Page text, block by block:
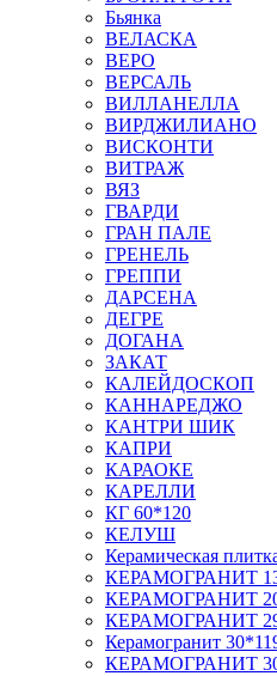
Бьянка
ВЕЛАСКА
ВЕРО
ВЕРСАЛЬ
ВИЛЛАНЕЛЛА
ВИРДЖИЛИАНО
ВИСКОНТИ
ВИТРАЖ
ВЯЗ
ГВАРДИ
ГРАН ПАЛЕ
ГРЕНЕЛЬ
ГРЕППИ
ДАРСЕНА
ДЕГРЕ
ДОГАНА
ЗАКАТ
КАЛЕЙДОСКОП
КАННАРЕДЖО
КАНТРИ ШИК
КАПРИ
КАРАОКЕ
КАРЕЛЛИ
КГ 60*120
КЕЛУШ
Керамическая
КЕРАМОГРАНИТ
КЕРАМОГРАНИТ
КЕРАМОГРАНИТ
Керамогранит
КЕРАМОГРАНИТ